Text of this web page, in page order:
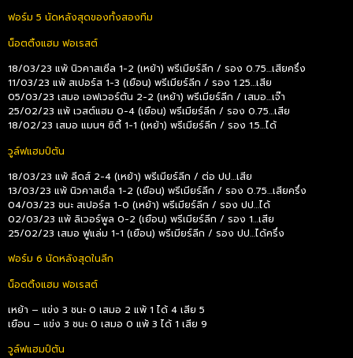
ฟอร์ม 5 นัดหลังสุดของทั้งสองทีม
น็อตติ้งแฮม ฟอเรสต์
18/03/23 แพ้ นิวคาสเซิ่ล 1-2 (เหย้า) พรีเมียร์ลีก / รอง 0.75…เสียครึ่ง
11/03/23 แพ้ สเปอร์ส 1-3 (เยือน) พรีเมียร์ลีก / รอง 1.25…เสีย
05/03/23 เสมอ เอฟเวอร์ตัน 2-2 (เหย้า) พรีเมียร์ลีก / เสมอ…เจ๊า
25/02/23 แพ้ เวสต์แฮม 0-4 (เยือน) พรีเมียร์ลีก / รอง 0.75…เสีย
18/02/23 เสมอ แมนฯ ซิตี้ 1-1 (เหย้า) พรีเมียร์ลีก / รอง 1.5…ได้
วูล์ฟแฮมป์ตัน
18/03/23 แพ้ ลีดส์ 2-4 (เหย้า) พรีเมียร์ลีก / ต่อ ปป…เสีย
13/03/23 แพ้ นิวคาสเซิ่ล 1-2 (เยือน) พรีเมียร์ลีก / รอง 0.75…เสียครึ่ง
04/03/23 ชนะ สเปอร์ส 1-0 (เหย้า) พรีเมียร์ลีก / รอง ปป…ได้
02/03/23 แพ้ ลิเวอร์พูล 0-2 (เยือน) พรีเมียร์ลีก / รอง 1…เสีย
25/02/23 เสมอ ฟูแล่ม 1-1 (เยือน) พรีเมียร์ลีก / รอง ปป…ได้ครึ่ง
ฟอร์ม 6 นัดหลังสุดในลีก
น็อตติ้งแฮม ฟอเรสต์
เหย้า – แข่ง 3 ชนะ 0 เสมอ 2 แพ้ 1 ได้ 4 เสีย 5
เยือน – แข่ง 3 ชนะ 0 เสมอ 0 แพ้ 3 ได้ 1 เสีย 9
วูล์ฟแฮมป์ตัน